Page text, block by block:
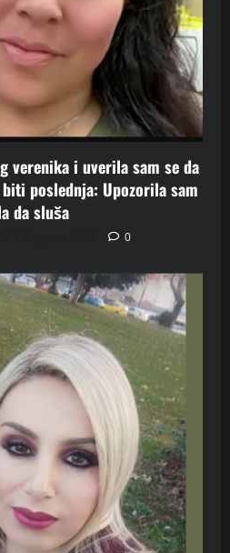
verenika i uverila sam se da
poslednja: Upozorila sam
da sluša
0